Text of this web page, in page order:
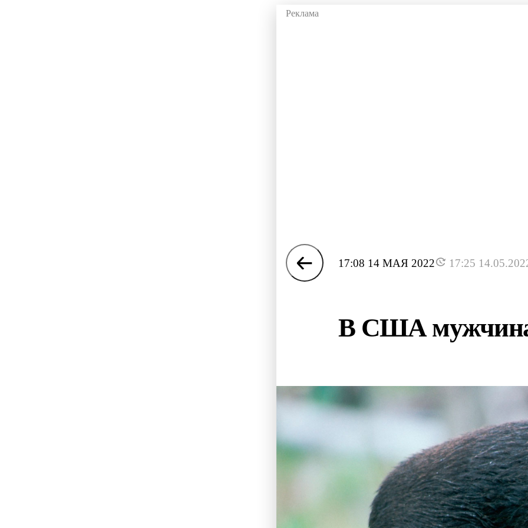
17:08 14 МАЯ 2022 17:25
В США мужчина